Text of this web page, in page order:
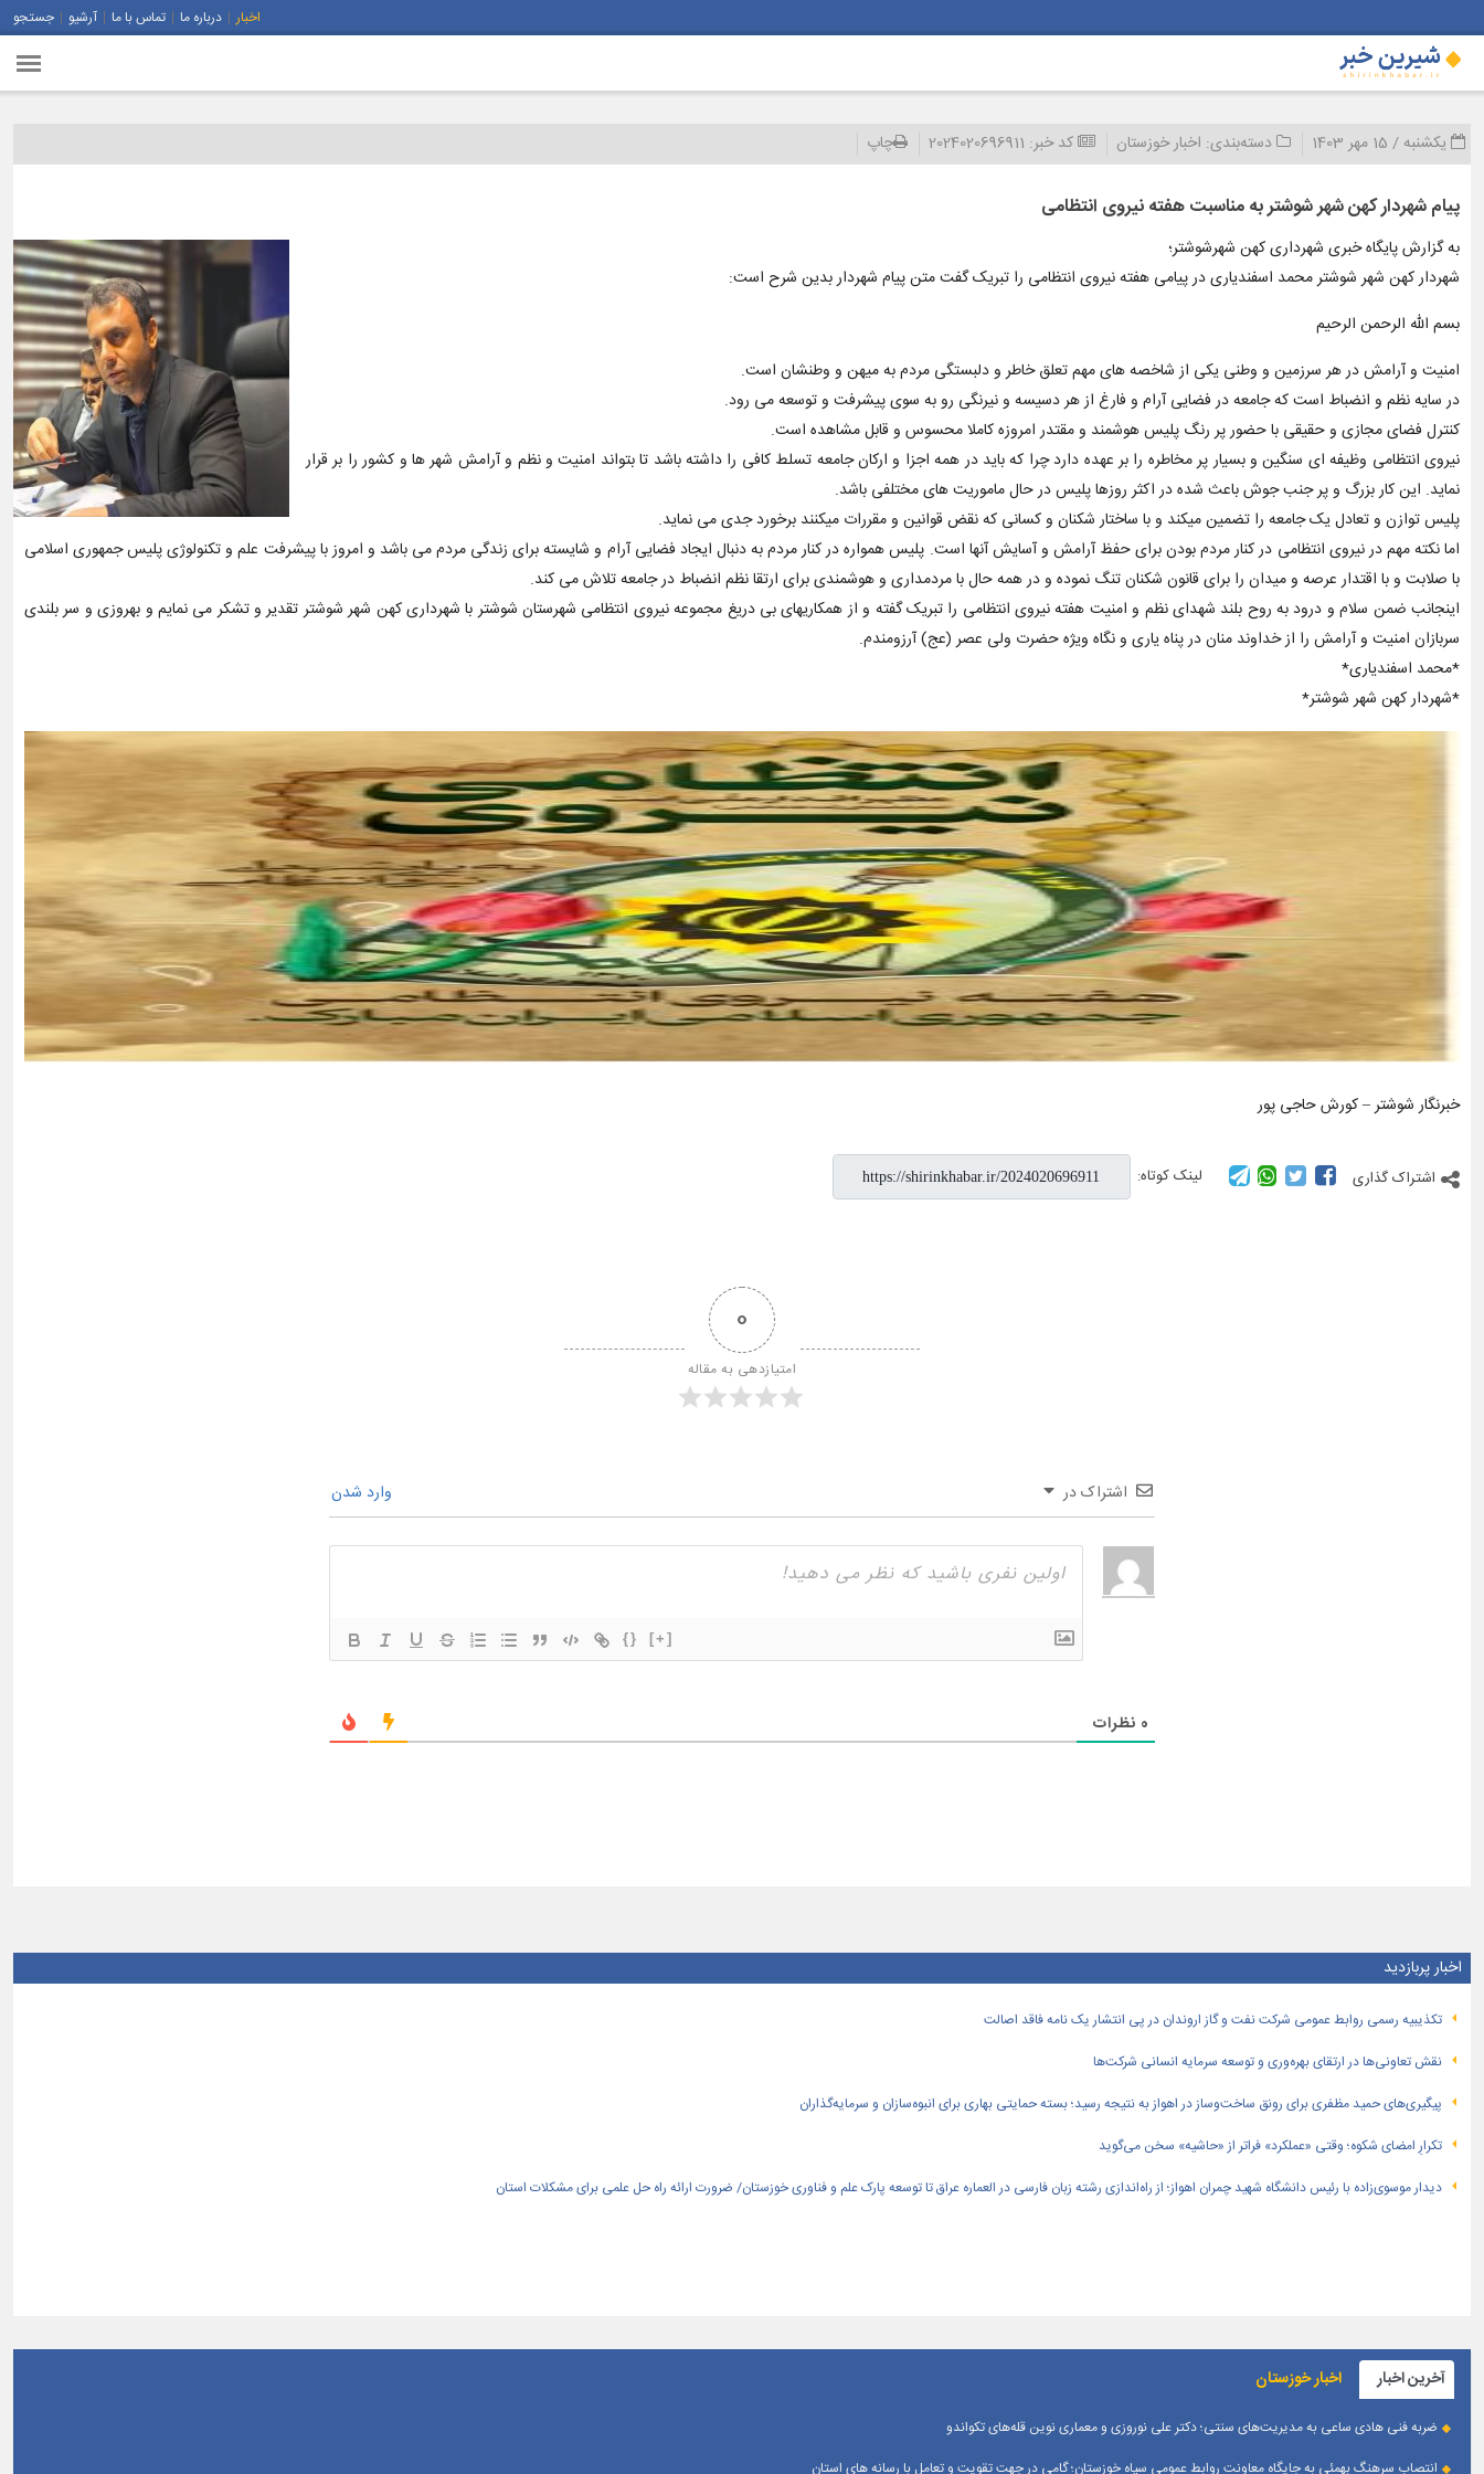
اخبار درباره ما تماس با ما آرشیو جستجو
یکشنبه / 15 مهر 1403 دسته‌بندی: اخبار خوزستان کد خبر: 2024020696911 چاپ
پیام شهردار کهن شهر شوشتر به مناسبت هفته نیروی انتظامی
به گزارش پایگاه خبری شهرداری کهن شهرشوشتر؛
شهردار کهن شهر شوشتر محمد اسفندیاری در پیامی هفته نیروی انتظامی را تبریک گفت متن پیام شهردار بدین شرح است:
بسم الله الرحمن الرحیم
امنیت و آرامش در هر سرزمین و وطنی یکی از شاخصه های مهم تعلق خاطر و‌ دلبستگی مردم به میهن و وطنشان است.
در سایه نظم و انضباط است که جامعه در فضایی آرام و فارغ از هر دسیسه و نیرنگی رو به سوی پیشرفت و توسعه می رود.
کنترل فضای مجازی و حقیقی با حضور پر رنگ پلیس هوشمند و مقتدر امروزه کاملا محسوس و قابل مشاهده است.
نیروی انتظامی وظیفه ای سنگین و بسیار پر مخاطره را بر عهده دارد چرا که باید در همه اجزا و ارکان جامعه تسلط کافی را داشته باشد تا بتواند امنیت و نظم و آرامش شهر ها و کشور را بر قرار
نماید. این کار بزرگ و پر جنب جوش باعث شده در اکثر روزها پلیس در حال ماموریت های مختلفی باشد‌.
پلیس توازن و تعادل یک جامعه را تضمین میکند و با ساختار شکنان و کسانی که نقض قوانین و مقررات میکنند برخورد جدی می نماید.
اما نکته مهم در نیروی انتظامی در کنار مردم بودن برای حفظ آرامش و آسایش آنها است‌. پلیس همواره در کنار مردم به دنبال ایجاد فضایی آرام و شایسته برای زندگی مردم می باشد و امروز با پیشرفت علم و تکنولوژی پلیس جمهوری اسلامی
با صلابت و با اقتدار عرصه و میدان را برای قانون شکنان تنگ نموده و‌ در همه حال با مردمداری و هوشمندی برای ارتقا نظم انضباط در جامعه تلاش می کند.
اینجانب ضمن سلام و‌ درود به روح بلند شهدای نظم و امنیت هفته نیروی انتظامی را تبریک گفته و از همکاریهای بی دریغ مجموعه نیروی انتظامی شهرستان شوشتر با شهرداری کهن شهر شوشتر تقدیر و تشکر می نمایم و بهروزی و سر بلندی
سربازان امنیت و آرامش را از خداوند منان در پناه یاری و نگاه ویژه حضرت ولی عصر (عج) آرزومندم.
*محمد اسفندیاری*
*شهردار کهن شهر شوشتر*
خبرنگار شوشتر – کورش حاجی پور
اشتراک گذاری لینک کوتاه:
0
امتیازدهی به مقاله
اشتراک در وارد شدن
{} [+]
0 نظرات
اخبار پربازدید
تكذیبیه رسمی روابط عمومی شركت نفت و گاز اروندان در پی انتشار یک نامه فاقد اصالت
نقش تعاونی‌ها در ارتقای بهره‌وری و توسعه سرمایه انسانی شرکت‌ها
پیگیری‌های حمید مظفری برای رونق ساخت‌وساز در اهواز به نتیجه رسید؛ بسته حمایتی بهاری برای انبوه‌سازان و سرمایه‌گذاران
تکرارِ امضای شکوه؛ وقتی «عملکرد» فراتر از «حاشیه» سخن می‌گوید
دیدار موسوی‌زاده با رئیس دانشگاه شهید چمران اهواز؛ از راه‌اندازی رشته زبان فارسی در العماره عراق تا توسعه پارک علم و فناوری خوزستان/ ضرورت ارائه راه حل علمی برای مشکلات استان
آخرین اخبار اخبار خوزستان
ضربه فنی هادی ساعی به مدیریت‌های سنتی؛ دکتر علی نوروزی و معماری نوین قله‌های تکواندو
انتصاب سرهنگ بهمئی به جایگاه معاونت روابط عمومی سپاه خوزستان؛ گامی در جهت تقویت و تعامل با رسانه‌ های استان